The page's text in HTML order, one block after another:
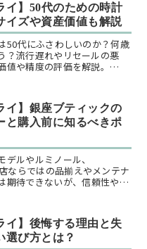
イ】50代のための時計
イズや資産価値も解説
50代にふさわしいのか？何歳
？流行遅れやリセールの悪
値や精度の評価を解説。
イ】銀座ブティックの
と購入前に知るべきポ
ルやルミノール、
ならではの品揃えやメンテナ
期待できないが、信頼性やア
イ】後悔する理由と失
選び方とは？